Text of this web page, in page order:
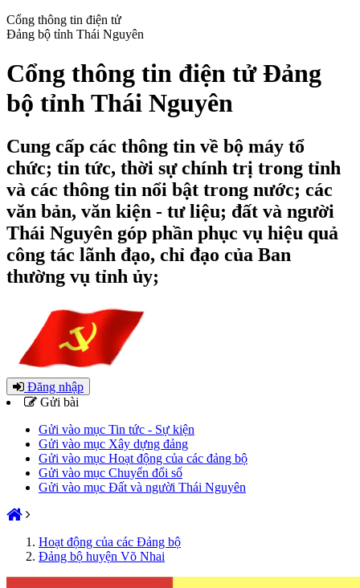
Cổng thông tin điện tử
Đảng bộ tỉnh Thái Nguyên
Cổng thông tin điện tử Đảng
bộ tỉnh Thái Nguyên
Cung cấp các thông tin về bộ máy tổ
chức; tin tức, thời sự chính trị trong tỉnh
và các thông tin nổi bật trong nước; các
văn bản, văn kiện - tư liệu; đất và người
Thái Nguyên góp phần phục vụ hiệu quả
công tác lãnh đạo, chỉ đạo của Ban
thường vụ tỉnh ủy;
Đăng nhập
Gửi bài
Gửi vào mục Tin tức - Sự kiện
Gửi vào mục Xây dựng đảng
Gửi vào mục Hoạt động của các đảng bộ
Gửi vào mục Chuyển đổi số
Gửi vào mục Đất và người Thái Nguyên
Hoạt động của các Đảng bộ
Đảng bộ huyện Võ Nhai